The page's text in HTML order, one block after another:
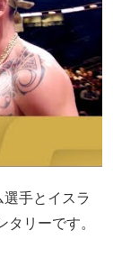
手とイスラ
リーです。